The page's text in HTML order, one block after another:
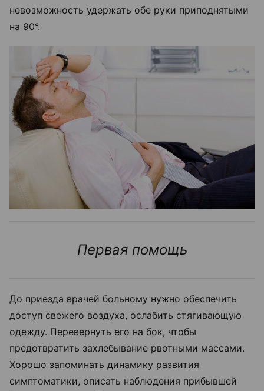
невозможность удержать обе руки приподнятыми
на 90°.
Первая помощь
До приезда врачей больному нужно обеспечить
доступ свежего воздуха, ослабить стягивающую
одежду. Перевернуть его на бок, чтобы
предотвратить захлебывание рвотными массами.
Хорошо запоминать динамику развития
симптоматики, описать наблюдения прибывшей